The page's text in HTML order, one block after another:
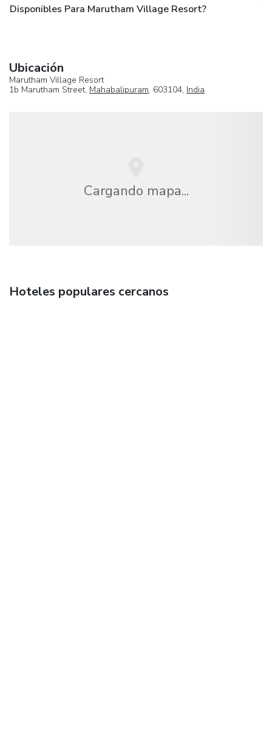
Disponibles Para Marutham Village Resort?
Ubicación
Marutham Village Resort
1b Marutham Street, Mahabalipuram, 603104, India
Cargando mapa...
Hoteles populares cercanos